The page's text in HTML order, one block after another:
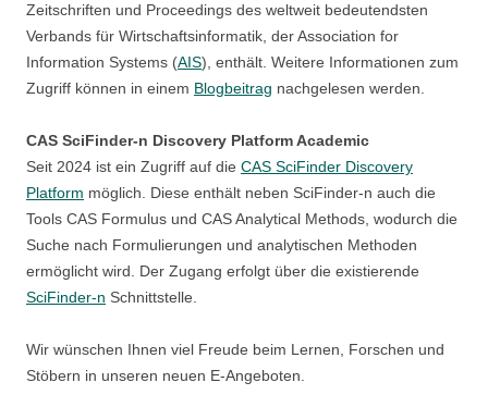
Zeitschriften und Proceedings des weltweit bedeutendsten
Verbands für Wirtschaftsinformatik, der Association for
Information Systems (AIS), enthält. Weitere Informationen zum
Zugriff können in einem Blogbeitrag nachgelesen werden.
CAS SciFinder-n Discovery Platform Academic
Seit 2024 ist ein Zugriff auf die CAS SciFinder Discovery
Platform möglich. Diese enthält neben SciFinder-n auch die
Tools CAS Formulus und CAS Analytical Methods, wodurch die
Suche nach Formulierungen und analytischen Methoden
ermöglicht wird. Der Zugang erfolgt über die existierende
SciFinder-n Schnittstelle.
Wir wünschen Ihnen viel Freude beim Lernen, Forschen und
Stöbern in unseren neuen E-Angeboten.